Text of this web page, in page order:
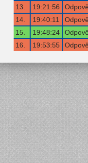
13. 19:21:56
14.
19:40:11
15.
19:48:24
16.
19:53:55